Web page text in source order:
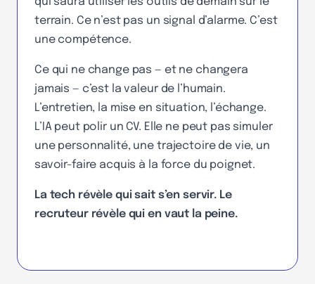
terrain. Ce n’est pas un signal d’alarme. C’est
une compétence.
Ce qui ne change pas — et ne changera
jamais — c’est la valeur de l’humain.
L’entretien, la mise en situation, l’échange.
L’IA peut polir un CV. Elle ne peut pas simuler
une personnalité, une trajectoire de vie, un
savoir-faire acquis à la force du poignet.
La tech révèle qui sait s’en servir. Le
recruteur révèle qui en vaut la peine.